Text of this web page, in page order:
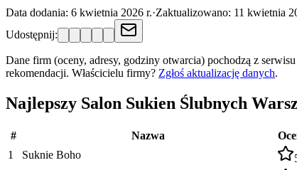
Data dodania: 6 kwietnia 2026 r.·Zaktualizowano: 11 kwietnia
Udostępnij:
Dane firm (oceny, adresy, godziny otwarcia) pochodzą z
rekomendacji. Właścicielu firmy? Zgłoś aktualizację danych.
Najlepszy Salon Sukien Ślubnych
# Nazwa
1
Suknie Boho